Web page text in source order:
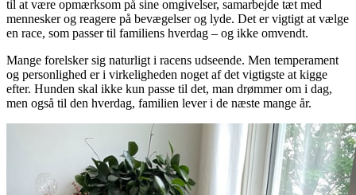
til at være opmærksom på sine omgivelser, samarbejde tæt med
mennesker og reagere på bevægelser og lyde. Det er vigtigt at vælge
en race, som passer til familiens hverdag – og ikke omvendt.
Mange forelsker sig naturligt i racens udseende. Men temperament
og personlighed er i virkeligheden noget af det vigtigste at kigge
efter. Hunden skal ikke kun passe til det, man drømmer om i dag,
men også til den hverdag, familien lever i de næste mange år.